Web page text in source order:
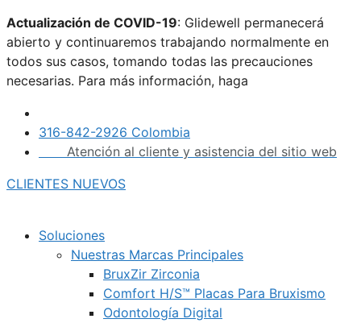
Saltar
al
contenido
Actualización de COVID-19: Glidewell permanecerá
abierto y continuaremos trabajando normalmente en
todos sus casos, tomando todas las precauciones
necesarias. Para más información, haga
316-842-2926 Colombia
Atención al cliente y asistencia del sitio web
CLIENTES NUEVOS
Soluciones
Nuestras Marcas Principales
BruxZir Zirconia
Comfort H/S™ Placas Para Bruxismo
Odontología Digital